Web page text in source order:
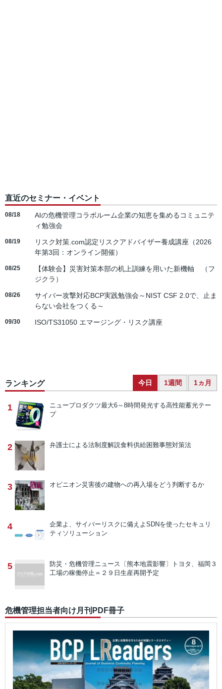
直近のセミナー・イベント
08/18
AIの危機管理コラボルーム企業の知恵を集めるコミュニテ
ィ勉強会
08/19
リスク対策.com認定リスクアドバイザー養成講座（2026
年第3回：オンライン開催）
08/25
【体験会】災害対策本部の机上訓練を用いた新機軸 （フ
ジクラ）
08/26
サイバー攻撃対応BCP実践勉強会～NIST CSF 2.0で、止ま
らない会社をつくる～
09/30 ISO/TS31050 エマージング・リスク講座
ランキング 今日 1週間 1ヵ月
1 ニュープロダクツ最大6～8時間発光する高性能蓄光テー
プ
2 弁護士による法制度解説食料供給困難事態対策法
3 オピニオン災害後の建物への再入場をどう判断するか
4 企業よ、サイバーリスクに備えよ SDNを使ったセキュリ
ティソリューション
5 防災・危機管理ニュース 〔熊本地震影響〕トヨタ、福岡３
工場の稼働停止＝２９日生産再開予定
危機管理担当者向け月刊PDF冊子